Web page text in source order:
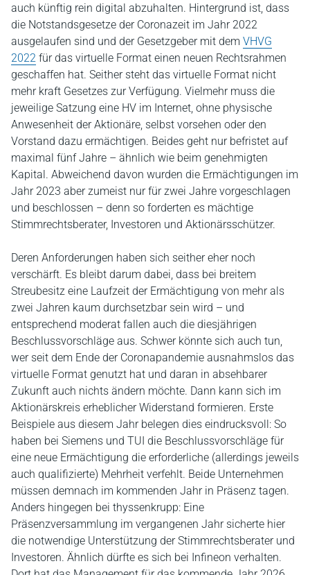
auch künftig rein digital abzuhalten. Hintergrund ist, dass
die Notstandsgesetze der Coronazeit im Jahr 2022
ausgelaufen sind und der Gesetzgeber mit dem VHVG
2022 für das virtuelle Format einen neuen Rechtsrahmen
geschaffen hat. Seither steht das virtuelle Format nicht
mehr kraft Gesetzes zur Verfügung. Vielmehr muss die
jeweilige Satzung eine HV im Internet, ohne physische
Anwesenheit der Aktionäre, selbst vorsehen oder den
Vorstand dazu ermächtigen. Beides geht nur befristet auf
maximal fünf Jahre – ähnlich wie beim genehmigten
Kapital. Abweichend davon wurden die Ermächtigungen im
Jahr 2023 aber zumeist nur für zwei Jahre vorgeschlagen
und beschlossen – denn so forderten es mächtige
Stimmrechtsberater, Investoren und Aktionärsschützer.
Deren Anforderungen haben sich seither eher noch
verschärft. Es bleibt darum dabei, dass bei breitem
Streubesitz eine Laufzeit der Ermächtigung von mehr als
zwei Jahren kaum durchsetzbar sein wird – und
entsprechend moderat fallen auch die diesjährigen
Beschlussvorschläge aus. Schwer könnte sich auch tun,
wer seit dem Ende der Coronapandemie ausnahmslos das
virtuelle Format genutzt hat und daran in absehbarer
Zukunft auch nichts ändern möchte. Dann kann sich im
Aktionärskreis erheblicher Widerstand formieren. Erste
Beispiele aus diesem Jahr belegen dies eindrucksvoll: So
haben bei Siemens und TUI die Beschlussvorschläge für
eine neue Ermächtigung die erforderliche (allerdings jeweils
auch qualifizierte) Mehrheit verfehlt. Beide Unternehmen
müssen demnach im kommenden Jahr in Präsenz tagen.
Anders hingegen bei thyssenkrupp: Eine
Präsenzversammlung im vergangenen Jahr sicherte hier
die notwendige Unterstützung der Stimmrechtsberater und
Investoren. Ähnlich dürfte es sich bei Infineon verhalten.